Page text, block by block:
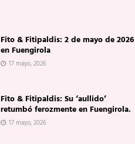
Fito & Fitipaldis: 2 de mayo de 2026
en Fuengirola
17 mayo, 2026
Fito & Fitipaldis: Su ‘aullido’
retumbó ferozmente en Fuengirola.
17 mayo, 2026